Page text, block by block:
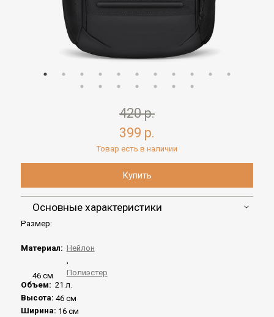
420 р.
399 р.
Товар есть в наличии
Основные характеристики
46 см
Размер:
Материал: Нейлон
,
Полиэстер
Объем: 21 л.
Высота: 46 см
Ширина: 16 см